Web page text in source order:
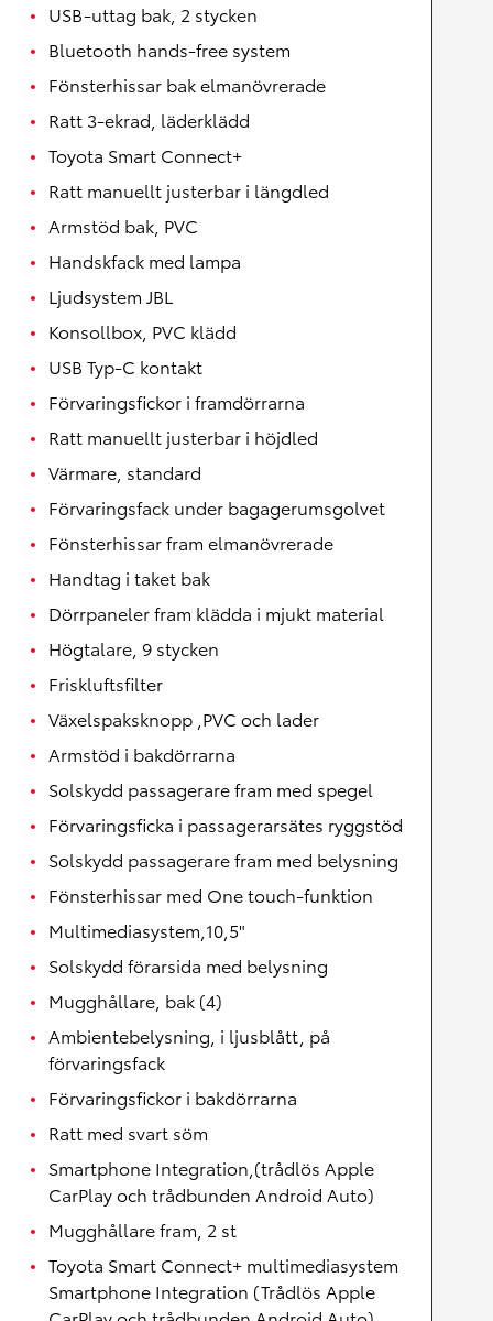
USB-uttag bak, 2 stycken
Bluetooth hands-free system
Fönsterhissar bak elmanövrerade
Ratt 3-ekrad, läderklädd
Toyota Smart Connect+
Ratt manuellt justerbar i längdled
Armstöd bak, PVC
Handskfack med lampa
Ljudsystem JBL
Konsollbox, PVC klädd
USB Typ-C kontakt
Förvaringsfickor i framdörrarna
Ratt manuellt justerbar i höjdled
Värmare, standard
Förvaringsfack under bagagerumsgolvet
Fönsterhissar fram elmanövrerade
Handtag i taket bak
Dörrpaneler fram klädda i mjukt material
Högtalare, 9 stycken
Friskluftsfilter
Växelspaksknopp ,PVC och lader
Armstöd i bakdörrarna
Solskydd passagerare fram med spegel
Förvaringsficka i passagerarsätes ryggstöd
Solskydd passagerare fram med belysning
Fönsterhissar med One touch-funktion
Multimediasystem,10,5"
Solskydd förarsida med belysning
Mugghållare, bak (4)
Ambientebelysning, i ljusblått, på
förvaringsfack
Förvaringsfickor i bakdörrarna
Ratt med svart söm
Smartphone Integration,(trådlös Apple
CarPlay och trådbunden Android Auto)
Mugghållare fram, 2 st
Toyota Smart Connect+ multimediasystem
Smartphone Integration (Trådlös Apple